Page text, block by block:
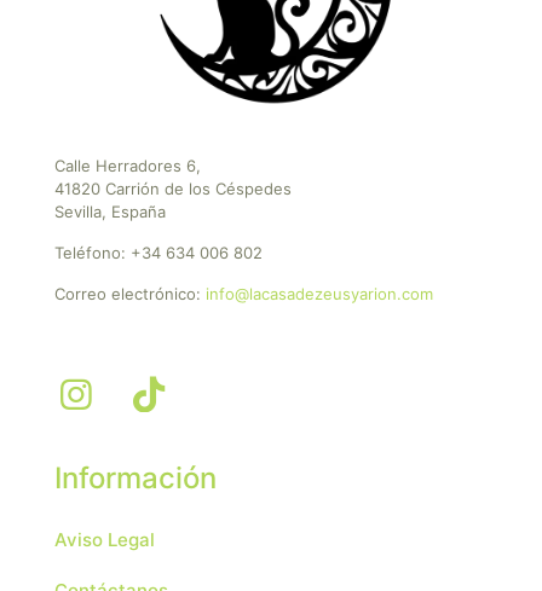
Calle Herradores 6,
41820 Carrión de los Céspedes
Sevilla, España
Teléfono: +34 634 006 802
Correo electrónico: info@lacasadezeusyarion.com
Información
Aviso Legal